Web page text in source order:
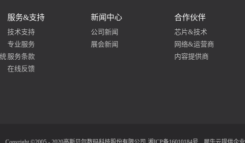
服务&支持
技术支持
专业服务
服务条款
在线反馈
新闻中心
公司新闻
展会新闻
合作伙伴
芯片&技术
网络&运营商
内容提供商